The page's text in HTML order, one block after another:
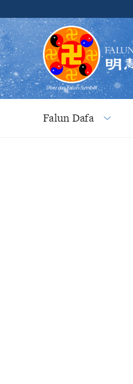
Falun Dafa